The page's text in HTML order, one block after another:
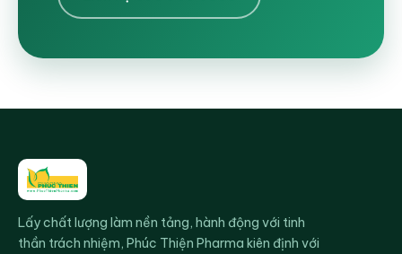
Lấy chất lượng làm nền tảng, hành động với tinh
thần trách nhiệm, Phúc Thiện Pharma kiên định với